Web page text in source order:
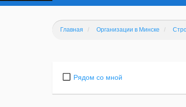
Главная Организации в Минске
Рядом со мной